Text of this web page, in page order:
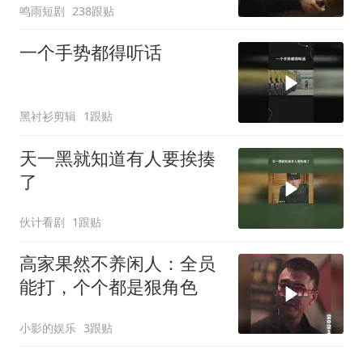
鸣雨短剧 238跟贴
一个手势都得听话
黑衬衫剪辑 1跟贴
天一黑就知道有人要挨揍
了
伙计看剧 1跟贴
高家果然不养闲人：全员
能打，个个都是狠角色
小影的娱乐 3跟贴